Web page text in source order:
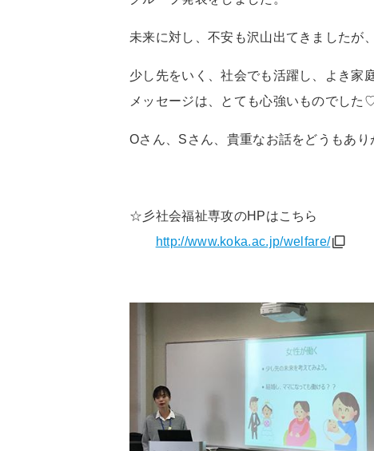
未来に対し、不安も沢山出てきましたが、
少し先をいく、社会でも活躍し、よき家
メッセージは、とても心強いものでした
Oさん、Sさん、貴重なお話をどうもあり
☆彡社会福祉専攻のHPはこちら
http://www.koka.ac.jp/welfare/